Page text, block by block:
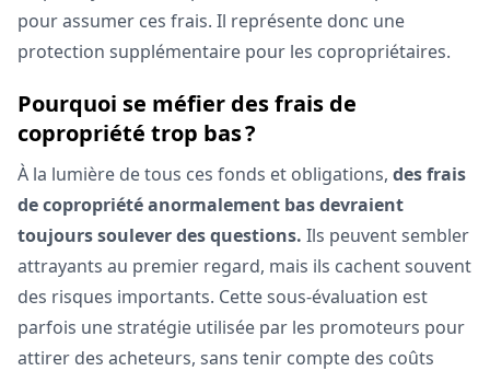
pour assumer ces frais. Il représente donc une
protection supplémentaire pour les copropriétaires.
Pourquoi se méfier des frais de
copropriété trop bas ?
À la lumière de tous ces fonds et obligations, des frais
de copropriété anormalement bas devraient
toujours soulever des questions. Ils peuvent sembler
attrayants au premier regard, mais ils cachent souvent
des risques importants. Cette sous-évaluation est
parfois une stratégie utilisée par les promoteurs pour
attirer des acheteurs, sans tenir compte des coûts